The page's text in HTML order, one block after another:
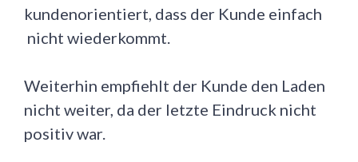
kundenorientiert, dass der Kunde einfach
nicht wiederkommt.
Weiterhin empfiehlt der Kunde den Laden
nicht weiter, da der letzte Eindruck nicht
positiv war.